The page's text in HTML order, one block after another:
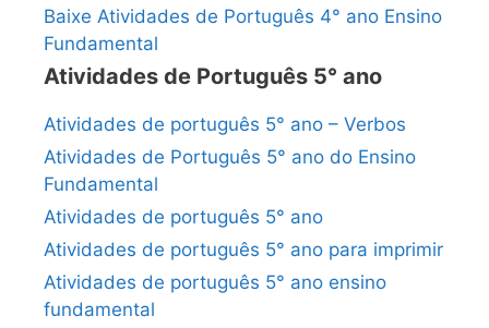
Baixe Atividades de Português 4° ano Ensino
Fundamental
Atividades de Português 5° ano
Atividades de português 5° ano – Verbos
Atividades de Português 5° ano do Ensino
Fundamental
Atividades de português 5° ano
Atividades de português 5° ano para imprimir
Atividades de português 5° ano ensino
fundamental